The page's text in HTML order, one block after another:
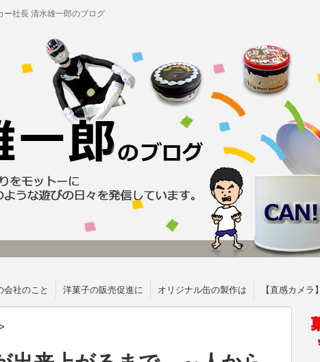
ー社長 清水雄一郎のブログ
会社のこと 洋菓子の販売促進に オリジナル缶の製作は 【直感カメラ】
>